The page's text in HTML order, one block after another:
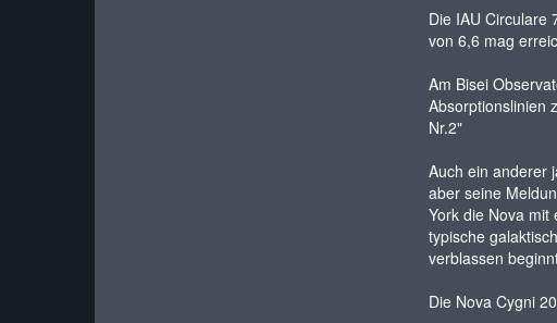
Die IAU Circulare
von 6,6 mag
Am Bisei
Absorptionslinien
Nr.2"
Auch ein anderer
aber seine
York die Nova
typische
verblassen
Die Nova Cygni